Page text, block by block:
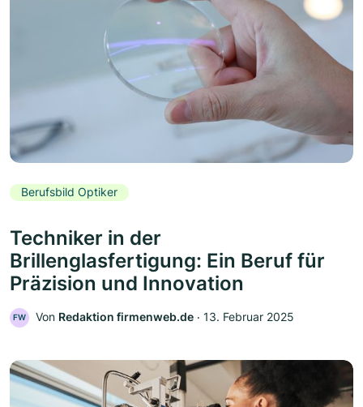
Berufsbild Optiker
Techniker in der
Brillenglasfertigung: Ein Beruf für
Präzision und Innovation
FW Von Redaktion firmenweb.de ‧ 13. Februar 2025